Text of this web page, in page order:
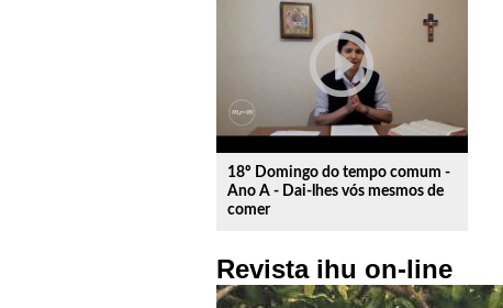
play_circle_outline
18º Domingo do tempo comum -
Ano A - Dai-lhes vós mesmos de
comer
Revista ihu on-line